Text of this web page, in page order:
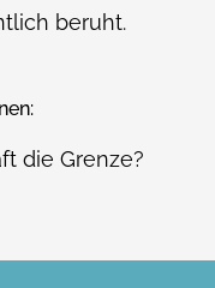
beruht.
die Grenze?